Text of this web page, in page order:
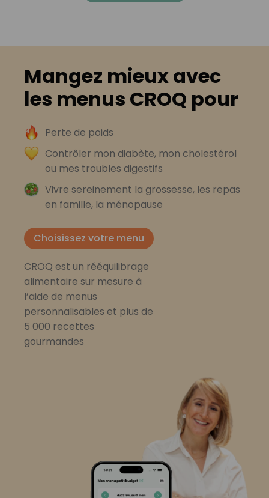
Mangez mieux avec
les menus CROQ pour
Perte de poids
Contrôler mon diabète, mon cholestérol
ou mes troubles digestifs
Vivre sereinement la grossesse, les repas
en famille, la ménopause
Choisissez votre menu
CROQ est un rééquilibrage
alimentaire sur mesure à
l’aide de menus
personnalisables et plus de
5 000 recettes
gourmandes